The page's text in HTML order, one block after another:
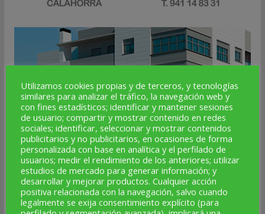
Utilizamos cookies propias y de terceros, y tecnologías
similares para analizar el tráfico, la navegación web y
con fines estadísticos; identificar y mantener sesiones
de usuario; compartir y mostrar contenido en redes
sociales; identificar, seleccionar y mostrar contenidos
publicitarios y no publicitarios, en ocasiones de forma
personalizada con base en analítica y el perfilado de
usuarios; medir el rendimiento de los anteriores; utilizar
estudios de mercado para generar información; y
desarrollar y mejorar productos. Cualquier acción
positiva relacionada con la navegación, salvo cuando
legalmente se exija consentimiento explícito (para